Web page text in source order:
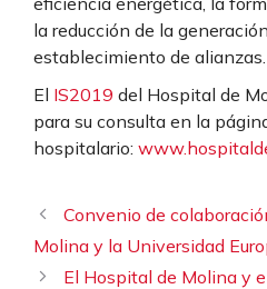
la reducción de la
establecimiento de alianzas.
El IS2019 del Hospital de
para su consulta en la
hospitalario:
Convenio de
Molina y la Universidad
El Hospital de Molina y